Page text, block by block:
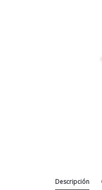
Descripción